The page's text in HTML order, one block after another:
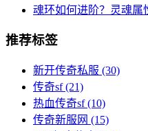
魂环如何进阶？灵魂属
推荐标签
新开传奇私服 (30)
传奇sf(21)
热血传奇sf(10)
传奇新服网 (15)